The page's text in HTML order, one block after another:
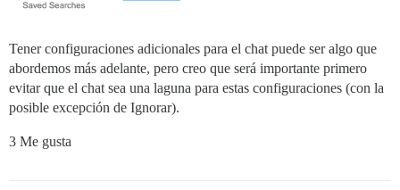
Tener configuraciones adicionales para el chat puede ser algo que
abordemos más adelante, pero creo que será importante primero
evitar que el chat sea una laguna para estas configuraciones (con la
posible excepción de Ignorar).
3 Me gusta